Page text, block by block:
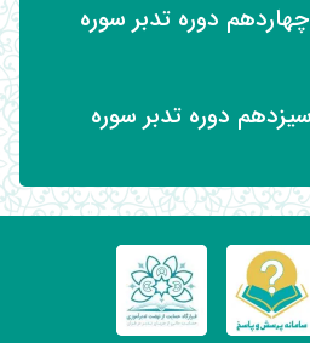
| جلسه چهاردهم دوره تدبر سوره
جلسه سیزدهم دوره تدبر سوره